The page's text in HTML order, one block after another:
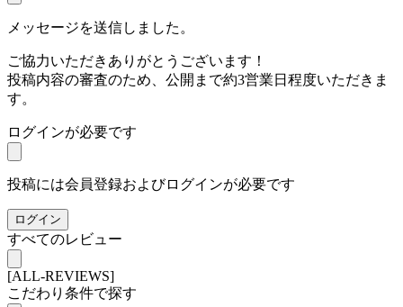
メッセージを送信しました。
ご協力いただきありがとうございます！
投稿内容の審査のため、公開まで約3営業日程度いただきま
す。
ログインが必要です
投稿には会員登録およびログインが必要です
ログイン
すべてのレビュー
[ALL-REVIEWS]
こだわり条件で探す